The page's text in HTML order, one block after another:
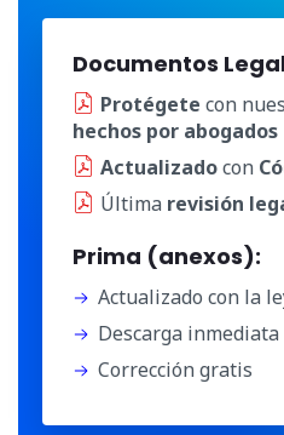
Documentos
Protégete con
hechos por abogados
Actualizadocon
Última revisión
Prima (anexos):
Actualizado con la
Descarga inmediata
Corrección gratis